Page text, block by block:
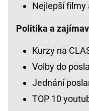
Nejlepší filmy
Politika a
Kurzy na
Volby do
Jednání
TOP 10